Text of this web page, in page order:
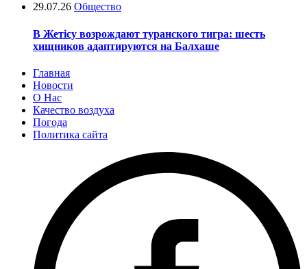
29.07.26 Общество
В Жетісу возрождают туранского тигра: шесть
хищников адаптируются на Балхаше
Главная
Новости
О Нас
Качество воздуха
Погода
Политика сайта